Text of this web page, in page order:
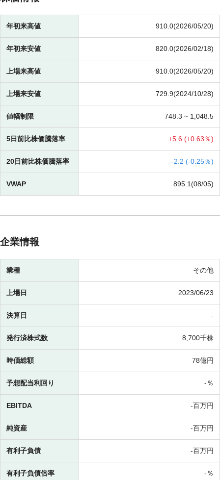
年初来高値 910.0(2026/05/20)
年初来安値 820.0(2026/02/18)
上場来高値 910.0(2026/05/20)
上場来安値 729.9(2024/10/28)
値幅制限 748.3 ~ 1,048.5
5日前比株価騰落率 +5.6 (+0.63％)
20日前比株価騰落率 -2.2 (-0.25％)
VWAP 895.1(08/05)
企業情報
業種 その他
上場日 2023/06/23
決算日 -
発行済株式数 8,700千株
時価総額 78億円
予想配当利回り -％
EBITDA -百万円
純資産 -百万円
有利子負債 -百万円
有利子負債倍率 -％